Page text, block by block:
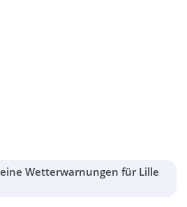
Wetterwarnungen für Lille